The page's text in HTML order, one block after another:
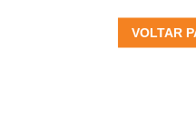
VOLTAR